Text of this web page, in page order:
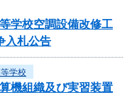
学校空調設備改修工
入札公告
学校
機組織及び実習装置